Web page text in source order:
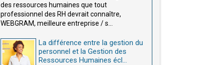
des ressources humaines que tout
professionnel des RH devrait connaître,
WEBGRAM, meilleure entreprise / s...
La différence entre la gestion du
personnel et la Gestion des
Ressources Humaines écl...